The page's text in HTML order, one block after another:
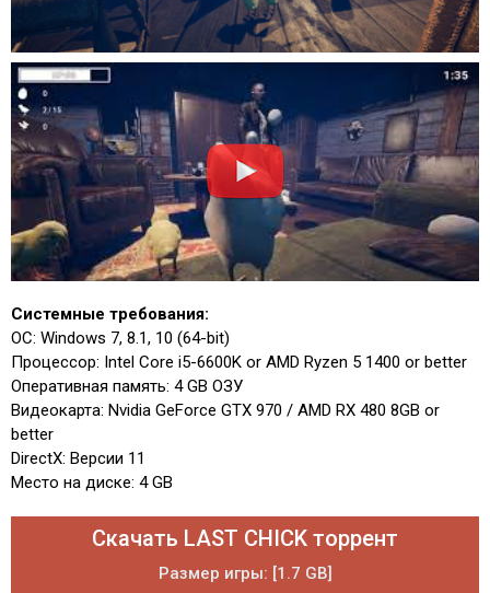
Системные требования:
ОС: Windows 7, 8.1, 10 (64-bit)
Процессор: Intel Core i5-6600K or AMD Ryzen 5 1400 or better
Оперативная память: 4 GB ОЗУ
Видеокарта: Nvidia GeForce GTX 970 / AMD RX 480 8GB or
better
DirectX: Версии 11
Место на диске: 4 GB
Скачать LAST CHICK торрент
Размер игры: [1.7 GB]